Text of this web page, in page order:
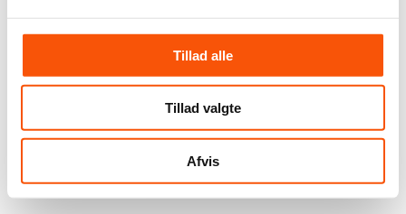
Tillad alle
Tillad valgte
Afvis